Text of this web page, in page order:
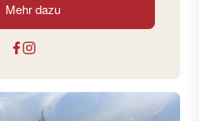
Mehr dazu